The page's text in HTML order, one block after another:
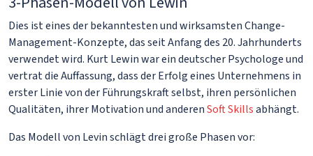
Dies ist eines der bekanntesten und wirksamsten Change-
Management-Konzepte, das seit Anfang des 20. Jahrhunderts
verwendet wird. Kurt Lewin war ein deutscher Psychologe und
vertrat die Auffassung, dass der Erfolg eines Unternehmens in
erster Linie von der Führungskraft selbst, ihren persönlichen
Qualitäten, ihrer Motivation und anderenSoft Skillsabhängt.
Das Modell von Levin schlägt drei große Phasen vor: